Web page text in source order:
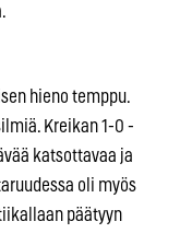
hieno temppu.
Kreikan 1-0 -
katsottavaa ja
oli myös
päätyyn